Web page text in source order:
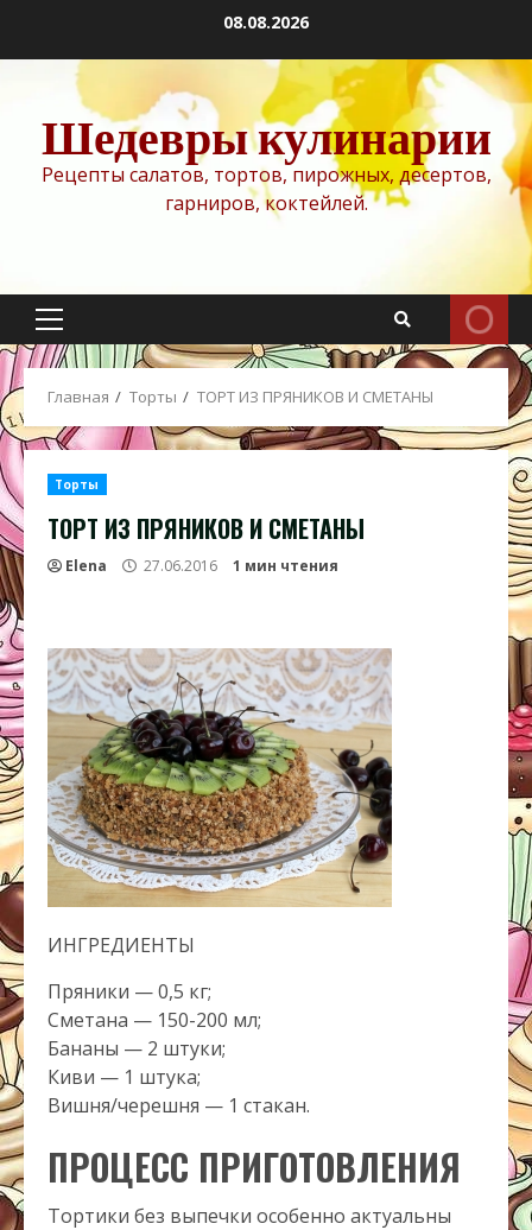
содержимому
08.08.2026
Шедевры кулинарии
Рецепты салатов, тортов, пирожных, десертов,
гарниров, коктейлей.
Основное
меню
Главная Торты ТОРТ ИЗ ПРЯНИКОВ И СМЕТАНЫ
Торты
ТОРТ ИЗ ПРЯНИКОВ И СМЕТАНЫ
Elena 27.06.2016 1 мин чтения
ИНГРЕДИЕНТЫ
Пряники — 0,5 кг;
Сметана — 150-200 мл;
Бананы — 2 штуки;
Киви — 1 штука;
Вишня/черешня — 1 стакан.
ПРОЦЕСС ПРИГОТОВЛЕНИЯ
Тортики без выпечки особенно актуальны